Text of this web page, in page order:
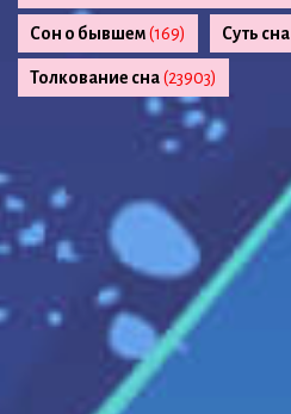
Сон о бывшем(169) Суть сна
Толкование сна(23903)